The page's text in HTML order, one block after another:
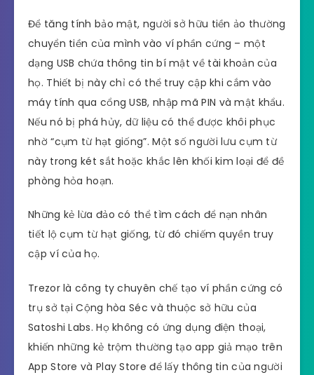
Để tăng tính bảo mật, người sở hữu tiền ảo thường
chuyển tiền của mình vào ví phần cứng – một
dạng USB chứa thông tin bí mật về tài khoản của
họ. Thiết bị này chỉ có thể truy cập khi cắm vào
máy tính qua cổng USB, nhập mã PIN và mật khẩu.
Nếu nó bị phá hủy, dữ liệu có thể được khôi phục
nhờ “cụm từ hạt giống”. Một số người lưu cụm từ
này trong két sắt hoặc khắc lên khối kim loại để đề
phòng hỏa hoạn.
Những kẻ lừa đảo có thể tìm cách để nạn nhân
tiết lộ cụm từ hạt giống, từ đó chiếm quyền truy
cập ví của họ.
Trezor là công ty chuyên chế tạo ví phần cứng có
trụ sở tại Cộng hòa Séc và thuộc sở hữu của
Satoshi Labs. Họ không có ứng dụng điện thoại,
khiến những kẻ trộm thường tạo app giả mạo trên
App Store và Play Store để lấy thông tin của người